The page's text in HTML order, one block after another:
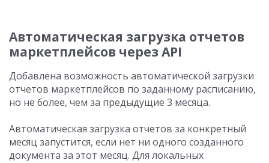
Автоматическая загрузка отчетов
маркетплейсов через API
Добавлена возможность автоматической загрузки
отчетов маркетплейсов по заданному расписанию,
но не более, чем за предыдущие 3 месяца.
Автоматическая загрузка отчетов за конкретный
месяц запустится, если нет ни одного созданного
документа за этот месяц. Для локальных